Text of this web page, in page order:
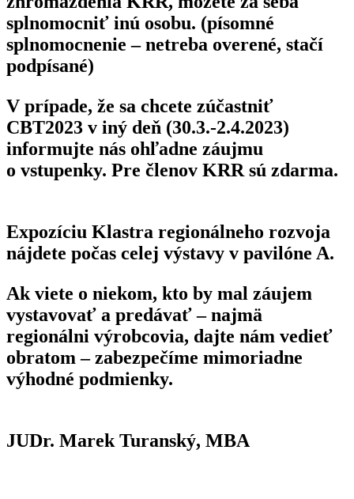
splnomocniť inú osobu. (písomné
splnomocnenie – netreba overené, stačí
podpísané)
V prípade, že sa chcete zúčastniť
CBT2023 v iný deň (30.3.-2.4.2023)
informujte nás ohľadne záujmu
o vstupenky. Pre členov KRR sú zdarma.
Expozíciu Klastra regionálneho rozvoja
nájdete počas celej výstavy v pavilóne A.
Ak viete o niekom, kto by mal záujem
vystavovať a predávať – najmä
regionálni výrobcovia, dajte nám vedieť
obratom – zabezpečíme mimoriadne
výhodné podmienky.
JUDr. Marek Turanský, MBA